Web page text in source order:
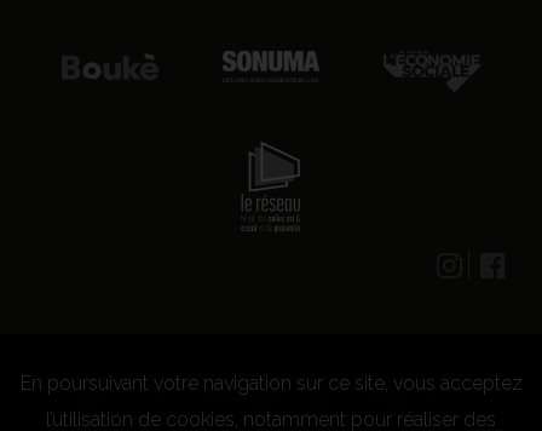
© 2026 CENTRE CULTUREL LES GRIGNOUX ASBL -
Kit presse
Conditions générales d'utilisation
concours
En poursuivant votre navigation sur ce site, vous acceptez
l’utilisation de cookies, notamment pour réaliser des